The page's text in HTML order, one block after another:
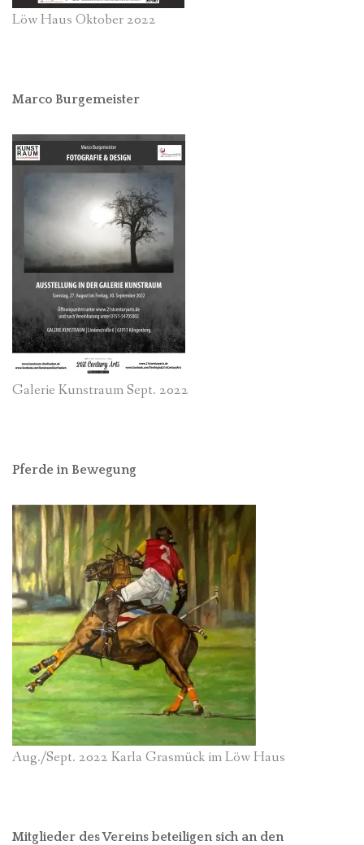
Löw Haus Oktober 2022
Marco Burgemeister
Galerie Kunstraum Sept. 2022
Pferde in Bewegung
Aug./Sept. 2022 Karla Grasmück im Löw Haus
Mitglieder des Vereins beteiligen sich an den